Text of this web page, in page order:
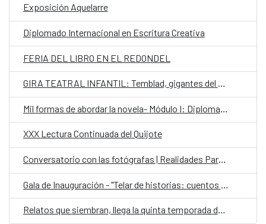
Exposición Aquelarre
Diplomado Internacional en Escritura Creativa
FERIA DEL LIBRO EN EL REDONDEL
GIRA TEATRAL INFANTIL: Temblad, gigantes del mundo
Mil formas de abordar la novela- Módulo I: Diplomado Internacional en Escritura Creativa
XXX Lectura Continuada del Quijote
Conversatorio con las fotógrafas | Realidades Paralelas: Miradas desde el ocultamiento
Relatos que siembran, llega la quinta temporada de Cuentos en Red